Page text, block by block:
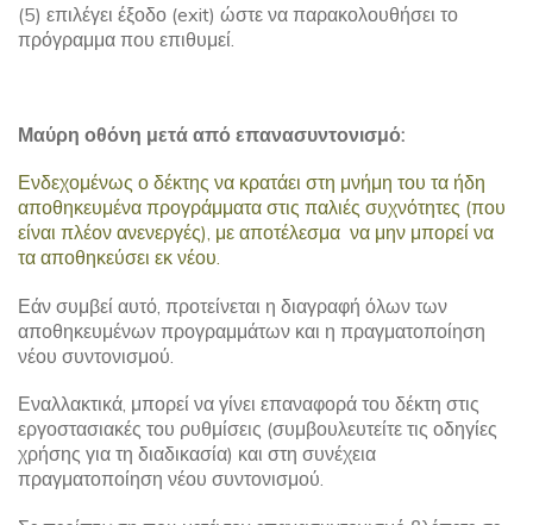
(5) επιλέγει έξοδο (exit) ώστε να παρακολουθήσει το
πρόγραμμα που επιθυμεί.
Μαύρη οθόνη μετά από επανασυντονισμό:
Ενδεχομένως ο δέκτης να κρατάει στη μνήμη του τα ήδη
αποθηκευμένα προγράμματα στις παλιές συχνότητες (που
είναι πλέον ανενεργές), με αποτέλεσμα να μην μπορεί να
τα αποθηκεύσει εκ νέου.
Εάν συμβεί αυτό, προτείνεται η διαγραφή όλων των
αποθηκευμένων προγραμμάτων και η πραγματοποίηση
νέου συντονισμού.
Εναλλακτικά, μπορεί να γίνει επαναφορά του δέκτη στις
εργοστασιακές του ρυθμίσεις (συμβουλευτείτε τις οδηγίες
χρήσης για τη διαδικασία) και στη συνέχεια
πραγματοποίηση νέου συντονισμού.